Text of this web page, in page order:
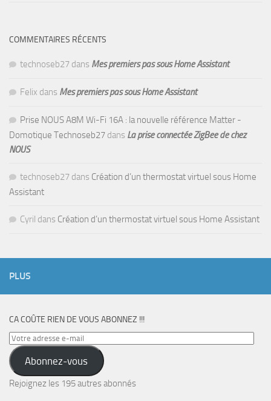
COMMENTAIRES RÉCENTS
technoseb27 dans Mes premiers pas sous Home Assistant
Felix dans Mes premiers pas sous Home Assistant
Prise NOUS A8M Wi-Fi 16A : la nouvelle référence Matter -
Domotique Technoseb27 dans La prise connectée ZigBee de chez
NOUS
technoseb27 dans Création d’un thermostat virtuel sous Home
Assistant
Cyril dans Création d’un thermostat virtuel sous Home Assistant
PLUS
CA COÛTE RIEN DE VOUS ABONNEZ !!!
Votre
adresse
e-
mail
Abonnez-vous
Rejoignez les 195 autres abonnés